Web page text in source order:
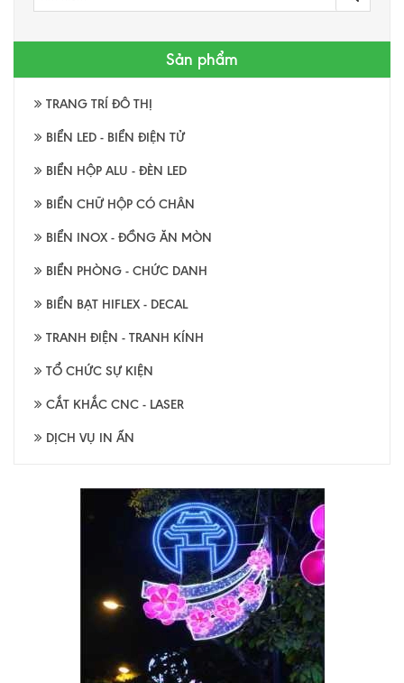
Sản phẩm
TRANG TRÍ ĐÔ THỊ
BIỂN LED - BIỂN ĐIỆN TỬ
BIỂN HỘP ALU - ĐÈN LED
BIỂN CHỮ HỘP CÓ CHÂN
BIỂN INOX - ĐỒNG ĂN MÒN
BIỂN PHÒNG - CHỨC DANH
BIỂN BẠT HIFLEX - DECAL
TRANH ĐIỆN - TRANH KÍNH
TỔ CHỨC SỰ KIỆN
CẮT KHẮC CNC - LASER
DỊCH VỤ IN ẤN